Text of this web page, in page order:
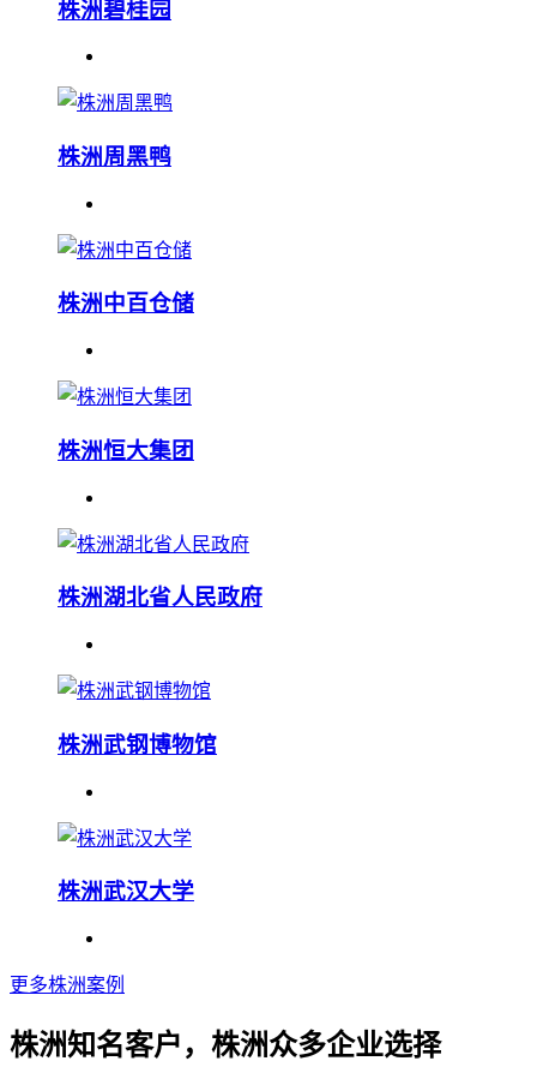
株洲碧桂园
株洲周黑鸭
株洲中百仓储
株洲恒大集团
株洲湖北省人民政府
株洲武钢博物馆
株洲武汉大学
更多株洲案例
株洲知名客户，株洲众多企业选择